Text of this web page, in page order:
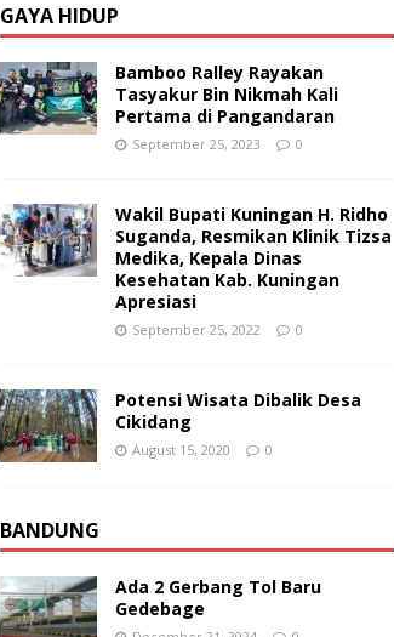
GAYA HIDUP
Bamboo Ralley Rayakan
Tasyakur Bin Nikmah Kali
Pertama di Pangandaran
September 25, 2023 0
Wakil Bupati Kuningan H. Ridho
Suganda, Resmikan Klinik Tizsa
Medika, Kepala Dinas
Kesehatan Kab. Kuningan
Apresiasi
September 25, 2022 0
Potensi Wisata Dibalik Desa
Cikidang
August 15, 2020 0
BANDUNG
Ada 2 Gerbang Tol Baru
Gedebage